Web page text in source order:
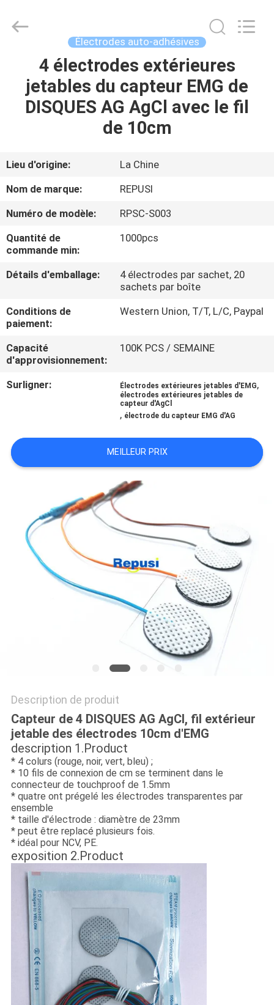
MAISON
PRODUITS
SUJET
DE
NOUS
VISITE
D'USINE
CONTRÔLE
DE
QUALITÉ
CONTACTEZ-
NOUVELLES
UNE
CITATION
PLAN
Electronics
Co.,Ltd..
Électrodes auto-adhésives
4 électrodes extérieures
jetables du capteur EMG de
DISQUES AG AgCl avec le fil
de 10cm
Lieu d'origine:
La Chine
Nom de marque:
REPUSI
Numéro de modèle:
RPSC-S003
Quantité de
commande min:
1000pcs
Détails d'emballage:
4 électrodes par sachet, 20
sachets par boîte
Conditions de
paiement:
Western Union, T/T, L/C, Paypal
Capacité
d'approvisionnement:
100K PCS / SEMAINE
Surligner: Électrodes extérieures jetables d'EMG,
électrodes extérieures jetables de
capteur d'AgCl
, électrode du capteur EMG d'AG
MEILLEUR PRIX
Description de produit
Capteur de 4 DISQUES AG AgCl, fil extérieur
jetable des électrodes 10cm d'EMG
description 1.Product
* 4 colurs (rouge, noir, vert, bleu) ;
* 10 fils de connexion de cm se terminent dans le
connecteur de touchproof de 1.5mm
* quatre ont prégelé les électrodes transparentes par
ensemble
* taille d'électrode : diamètre de 23mm
* peut être replacé plusieurs fois.
* idéal pour NCV, PE.
exposition 2.Product